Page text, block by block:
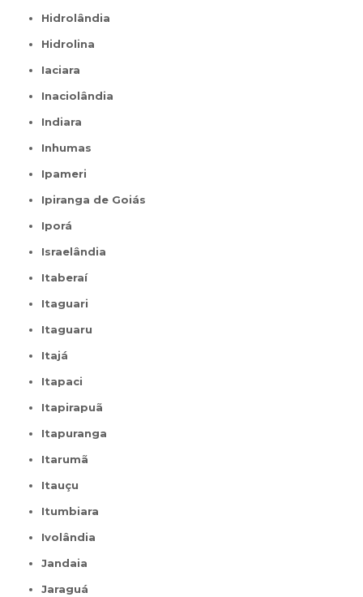
Hidrolândia
Hidrolina
Iaciara
Inaciolândia
Indiara
Inhumas
Ipameri
Ipiranga de Goiás
Iporá
Israelândia
Itaberaí
Itaguari
Itaguaru
Itajá
Itapaci
Itapirapuã
Itapuranga
Itarumã
Itauçu
Itumbiara
Ivolândia
Jandaia
Jaraguá